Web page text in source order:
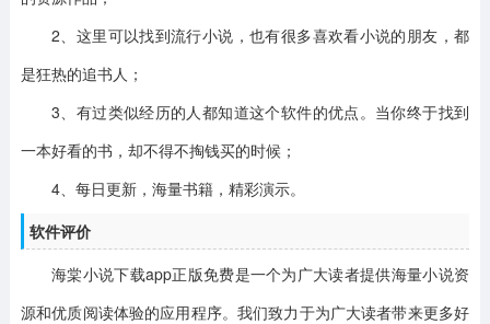
2、这里可以找到流行小说，也有很多喜欢看小说的朋友，都
是狂热的追书人；
3、有过类似经历的人都知道这个软件的优点。当你终于找到
一本好看的书，却不得不掏钱买的时候；
4、每日更新，海量书籍，精彩演示。
软件评价
海棠小说下载app正版免费是一个为广大读者提供海量小说资
源和优质阅读体验的应用程序。我们致力于为广大读者带来更多好